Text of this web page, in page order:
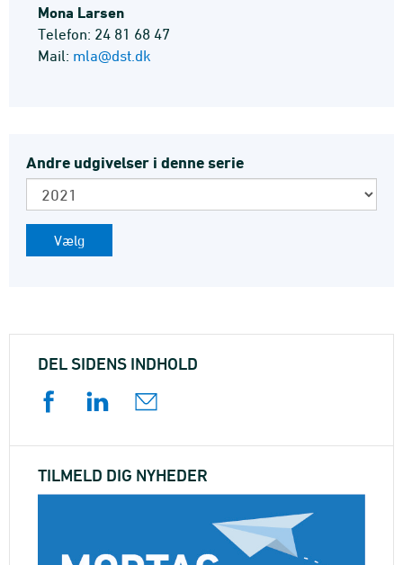
Mona Larsen
Telefon: 24 81 68 47
Mail: mla@dst.dk
Andre udgivelser i denne serie
DEL SIDENS INDHOLD
TILMELD DIG NYHEDER